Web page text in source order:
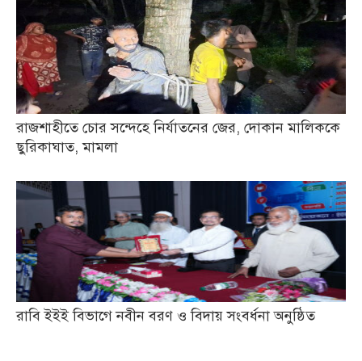
রাজশাহীতে চোর সন্দেহে নির্যাতনের জের, দোকান মালিককে
ছুরিকাঘাত, মামলা
রাবি ইইই বিভাগে নবীন বরণ ও বিদায় সংবর্ধনা অনুষ্ঠিত